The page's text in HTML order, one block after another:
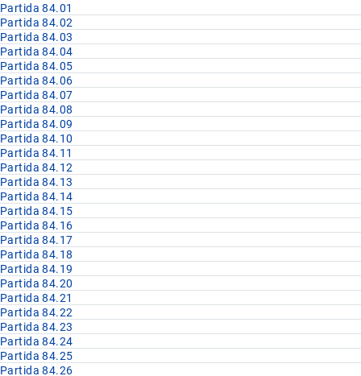
Partida 84.01
Partida 84.02
Partida 84.03
Partida 84.04
Partida 84.05
Partida 84.06
Partida 84.07
Partida 84.08
Partida 84.09
Partida 84.10
Partida 84.11
Partida 84.12
Partida 84.13
Partida 84.14
Partida 84.15
Partida 84.16
Partida 84.17
Partida 84.18
Partida 84.19
Partida 84.20
Partida 84.21
Partida 84.22
Partida 84.23
Partida 84.24
Partida 84.25
Partida 84.26